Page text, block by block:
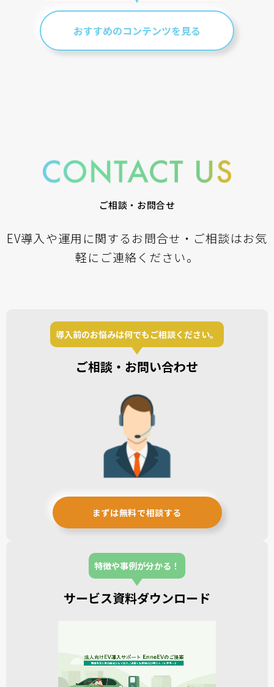
おすすめのコンテンツを見る
ご相談・お問合せ
EV導入や運用に関するお問合せ・ご相談はお気
軽にご連絡ください。
導入前のお悩みは何でもご相談ください。
ご相談・お問い合わせ
まずは無料で相談する
特徴や事例が分かる！
サービス資料ダウンロード